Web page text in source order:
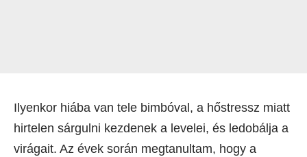
Ilyenkor hiába van tele bimbóval, a hőstressz miatt
hirtelen sárgulni kezdenek a levelei, és ledobálja a
virágait. Az évek során megtanultam, hogy a